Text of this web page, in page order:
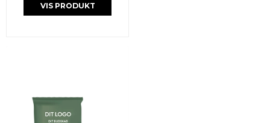
VIS PRODUKT